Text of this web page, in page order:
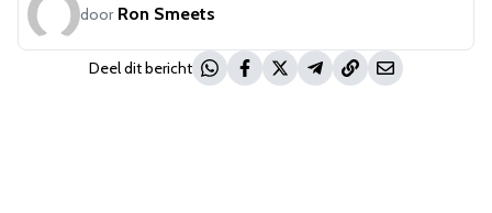
door Ron Smeets
Deel dit bericht